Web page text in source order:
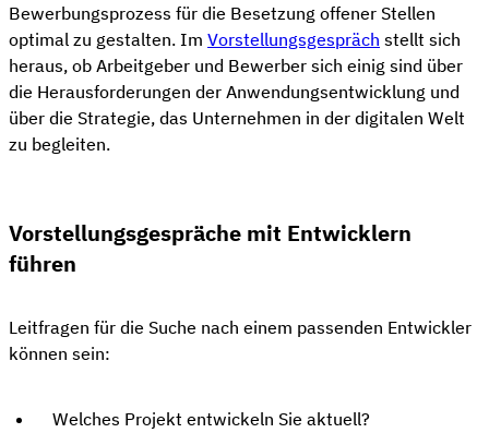
Bewerbungsprozess für die Besetzung offener Stellen
optimal zu gestalten. Im Vorstellungsgespräch stellt sich
heraus, ob Arbeitgeber und Bewerber sich einig sind über
die Herausforderungen der Anwendungsentwicklung und
über die Strategie, das Unternehmen in der digitalen Welt
zu begleiten.
Vorstellungsgespräche mit Entwicklern
führen
Leitfragen für die Suche nach einem passenden Entwickler
können sein:
Welches Projekt entwickeln Sie aktuell?